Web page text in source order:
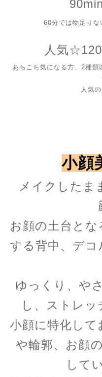
60分では物足りな
人気
あちこち気になる方、2種類
人気
小顔
メイクしたま
お顔の土台と
する背中、デコ
ゆっくり、や
し、ストレッ
小顔に特化して
や輪郭、お顔
して